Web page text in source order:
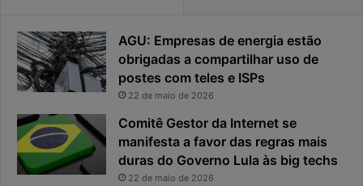
AGU: Empresas de energia estão
obrigadas a compartilhar uso de
postes com teles e ISPs
22 de maio de 2026
Comitê Gestor da Internet se
manifesta a favor das regras mais
duras do Governo Lula às big techs
22 de maio de 2026